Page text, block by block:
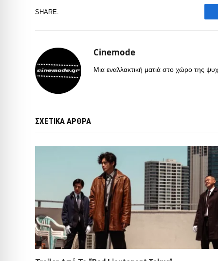
SHARE.
Cinemode
Μια εναλλακτική ματιά στο χώρο της
ΣΧΕΤΙΚΑ ΑΡΘΡΑ